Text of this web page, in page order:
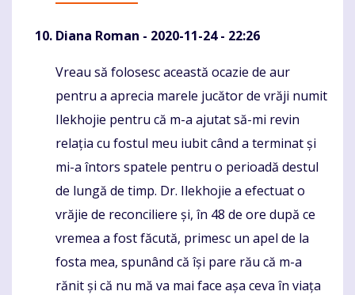
Diana Roman - 2020-11-24 - 22:26
Komentaras
Vreau să folosesc această ocazie de aur
pentru a aprecia marele jucător de vrăji numit
Ilekhojie pentru că m-a ajutat să-mi revin
relația cu fostul meu iubit când a terminat și
mi-a întors spatele pentru o perioadă destul
de lungă de timp. Dr. Ilekhojie a efectuat o
vrăjie de reconciliere și, în 48 de ore după ce
vremea a fost făcută, primesc un apel de la
fosta mea, spunând că își pare rău că m-a
rănit și că nu mă va mai face așa ceva în viața